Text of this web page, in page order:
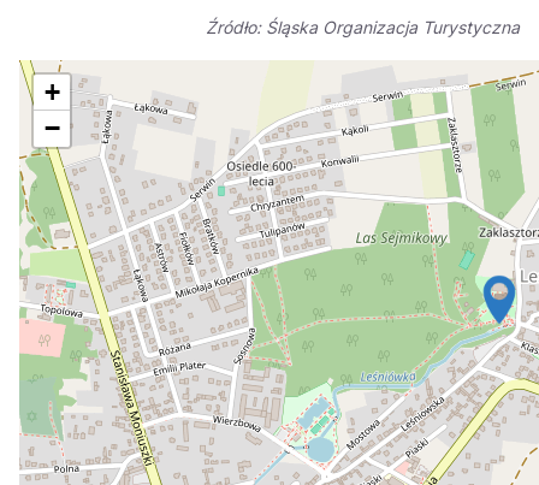
Suomi
Україна
Zamknij
Źródło: Śląska Organizacja Turystyczna
+
−